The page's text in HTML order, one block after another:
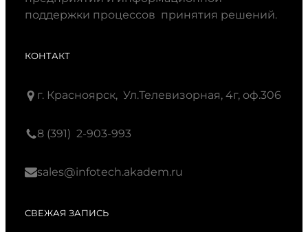
поддержки процессов принятия решений.
КОНТАКТ
г. Красноярск, Ул.Телевизорная, 4г, оф.306
8 (391) 2-903-993
sales@infotech.akadem.ru
СВЕЖАЯ ЗАПИСЬ